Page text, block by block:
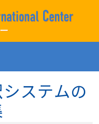
ステムの
Português